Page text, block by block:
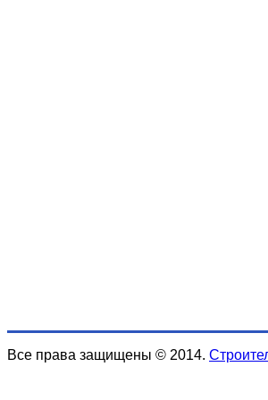
Все права защищены © 2014.